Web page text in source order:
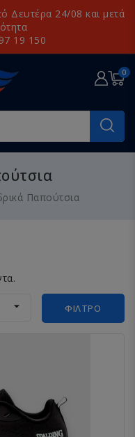
Δευτέρα 24/08 και μετά
19 150
0
Παπούτσια
 ΦΊΛΤΡΟ